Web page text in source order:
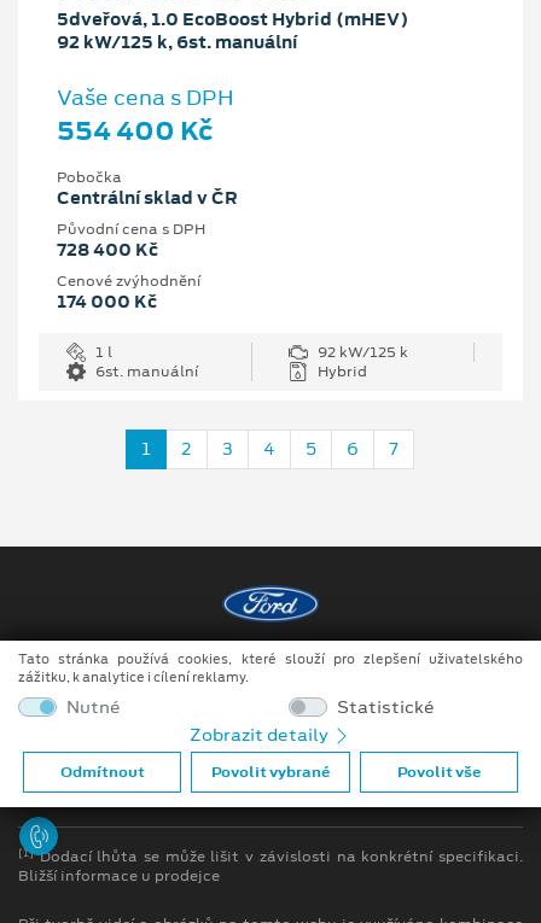
5dveřová, 1.0 EcoBoost Hybrid (mHEV)
92 kW/125 k, 6st. manuální
Vaše cena s DPH
554 400 Kč
Pobočka
Centrální sklad v ČR
Původní cena s DPH
728 400 Kč
Cenové zvýhodnění
174 000 Kč
1 l
92 kW/125 k
6st. manuální
Hybrid
1 2 3 4 5 6 7
Copyright ©2026 DOKAR, spol. s r.o.
Obchodní podmínky
Ochrana osobních údajů
Prohlášení o zpracování údajů konečných zákazníků
[1]Dodací lhůta se může lišit v závislosti na konkrétní specifikaci.
Bližší informace u prodejce
Tato stránka používá cookies, které slouží pro zlepšení uživatelského
zážitku, k analytice i cílení reklamy.
Nutné
Statistické
Zobrazit detaily
Odmítnout Povolit vybrané Povolit vše